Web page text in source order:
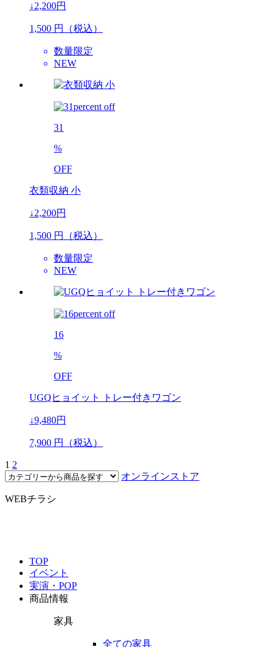
↓2,200円
1,500 円（税込）
数量限定
NEW
31
%
OFF
衣類収納 小
↓2,200円
1,500 円（税込）
数量限定
NEW
16
%
OFF
UGQヒョイット トレー付きワゴン
↓9,480円
7,900 円（税込）
1 2
オンラインストア
WEBチラシ
TOP
イベント
実演・POP
商品情報
家具
全ての家具